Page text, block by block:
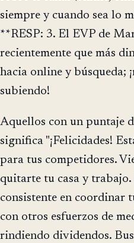
siempre y cuando sea lo
**RESP: 3. El EVP de
recientemente que más
hacia online y búsqueda;
subiendo!
Aquellos con un puntaje
significa "¡Felicidades!
para tus competidores.
quitarte tu casa y trabajo.
consistente en coordinar
con otros esfuerzos de
rindiendo dividendos.